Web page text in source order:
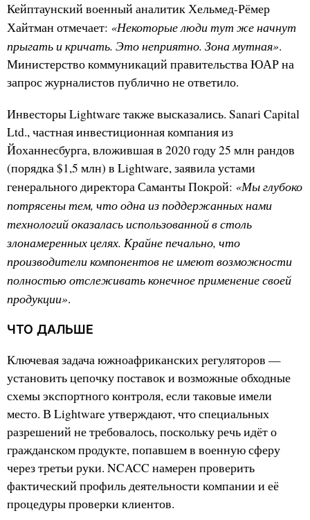
Кейптаунский военный аналитик Хельмед-Рёмер
Хайтман отмечает: «Некоторые люди тут же начнут
прыгать и кричать. Это неприятно. Зона мутная».
Министерство коммуникаций правительства ЮАР на
запрос журналистов публично не ответило.
Инвесторы Lightware также высказались. Sanari Capital
Ltd., частная инвестиционная компания из
Йоханнесбурга, вложившая в 2020 году 25 млн рандов
(порядка $1,5 млн) в Lightware, заявила устами
генерального директора Саманты Покрой: «Мы глубоко
потрясены тем, что одна из поддержанных нами
технологий оказалась использованной в столь
злонамеренных целях. Крайне печально, что
производители компонентов не имеют возможности
полностью отслеживать конечное применение своей
продукции».
ЧТО ДАЛЬШЕ
Ключевая задача южноафриканских регуляторов —
установить цепочку поставок и возможные обходные
схемы экспортного контроля, если таковые имели
место. В Lightware утверждают, что специальных
разрешений не требовалось, поскольку речь идёт о
гражданском продукте, попавшем в военную сферу
через третьи руки. NCACC намерен проверить
фактический профиль деятельности компании и её
процедуры проверки клиентов.